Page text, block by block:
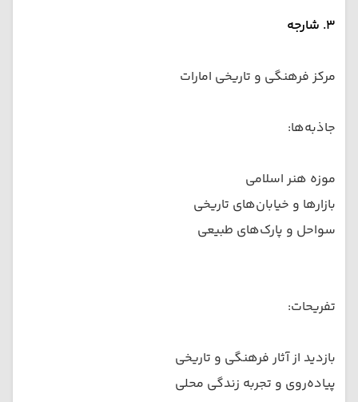
۳. شارجه
مرکز فرهنگی و تاریخی امارات
جاذبه‌ها:
موزه هنر اسلامی
بازارها و خیابان‌های تاریخی
سواحل و پارک‌های طبیعی
تفریحات:
بازدید از آثار فرهنگی و تاریخی
پیاده‌روی و تجربه زندگی محلی